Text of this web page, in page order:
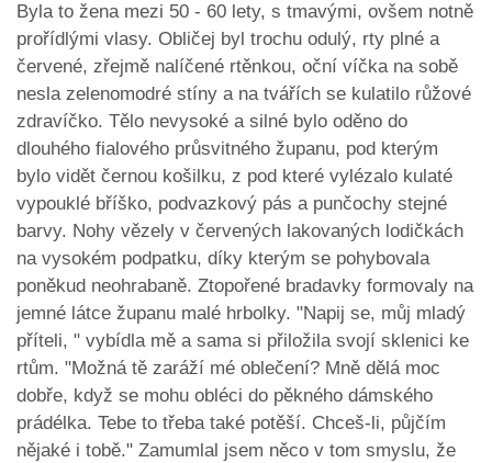
Byla to žena mezi 50 - 60 lety, s tmavými, ovšem notně
prořídlými vlasy. Obličej byl trochu odulý, rty plné a
červené, zřejmě nalíčené rtěnkou, oční víčka na sobě
nesla zelenomodré stíny a na tvářích se kulatilo růžové
zdravíčko. Tělo nevysoké a silné bylo oděno do
dlouhého fialového průsvitného županu, pod kterým
bylo vidět černou košilku, z pod které vylézalo kulaté
vypouklé bříško, podvazkový pás a punčochy stejné
barvy. Nohy vězely v červených lakovaných lodičkách
na vysokém podpatku, díky kterým se pohybovala
poněkud neohrabaně. Ztopořené bradavky formovaly na
jemné látce županu malé hrbolky. "Napij se, můj mladý
příteli, " vybídla mě a sama si přiložila svojí sklenici ke
rtům. "Možná tě zaráží mé oblečení? Mně dělá moc
dobře, když se mohu obléci do pěkného dámského
prádélka. Tebe to třeba také potěší. Chceš-li, půjčím
nějaké i tobě." Zamumlal jsem něco v tom smyslu, že